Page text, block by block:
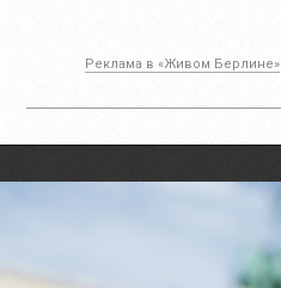
Реклама в «Живом Берлине»